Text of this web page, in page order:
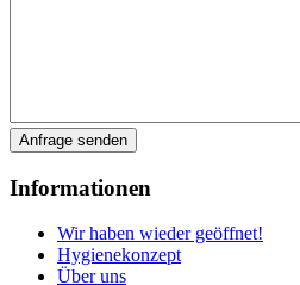
Informationen
Wir haben wieder geöffnet!
Hygienekonzept
Über uns